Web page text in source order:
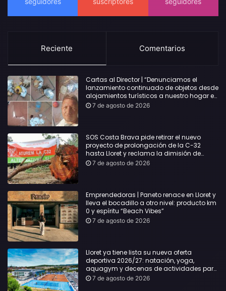
Reciente Comentarios
Cartas al Director | “Denunciamos el
lanzamiento continuado de objetos desde
alojamientos turísticos a nuestro hogar en
Lloret: Podría haber causado una
7 de agosto de 2026
SOS Costa Brava pide retirar el nuevo
proyecto de prolongación de la C-32
hasta Lloret y reclama la dimisión de
Sílvia Paneque
7 de agosto de 2026
Emprendedoras | Paneto renace en Lloret y
lleva el bocadillo a otro nivel: producto km
0 y espíritu “Beach Vibes”
7 de agosto de 2026
Lloret ya tiene lista su nueva oferta
deportiva 2026/27: natación, yoga,
aquagym y decenas de actividades para
todas las edades
7 de agosto de 2026